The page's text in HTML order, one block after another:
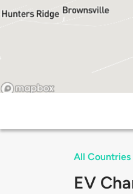
All Countries
EV